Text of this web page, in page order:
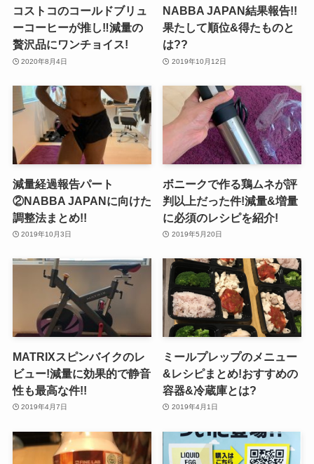
コストコのコールドブリュ
ーコーヒーが推し‼︎減量の
贅沢品にワンチョイス!
2020年8月4日
NABBA JAPAN結果報告!!
果たして順位&得たものと
は??
2019年10月12日
減量経過報告パート
②NABBA JAPANに向けた
調整法まとめ!!
2019年10月3日
ボニークで作る鶏ムネが評
判以上だった件!減量&増量
に必須のレシピを紹介!
2019年5月20日
MATRIXスピンバイクのレ
ビュー!減量に効果的で静音
性も最高な件!!
2019年4月7日
ミールプレップのメニュー
&レシピまとめ!おすすめの
容器&冷蔵庫とは?
2019年4月1日